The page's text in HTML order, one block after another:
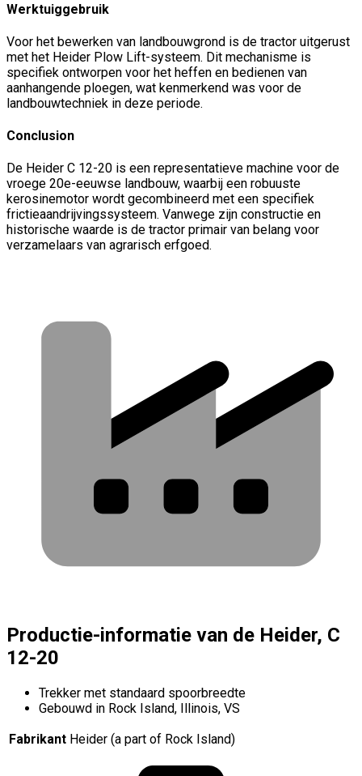
Werktuiggebruik
Voor het bewerken van landbouwgrond is de tractor uitgerust
met het Heider Plow Lift-systeem. Dit mechanisme is
specifiek ontworpen voor het heffen en bedienen van
aanhangende ploegen, wat kenmerkend was voor de
landbouwtechniek in deze periode.
Conclusion
De Heider C 12-20 is een representatieve machine voor de
vroege 20e-eeuwse landbouw, waarbij een robuuste
kerosinemotor wordt gecombineerd met een specifiek
frictieaandrijvingssysteem. Vanwege zijn constructie en
historische waarde is de tractor primair van belang voor
verzamelaars van agrarisch erfgoed.
Productie-informatie van de Heider, C
12-20
Trekker met standaard spoorbreedte
Gebouwd in Rock Island, Illinois, VS
Fabrikant Heider (a part of Rock Island)